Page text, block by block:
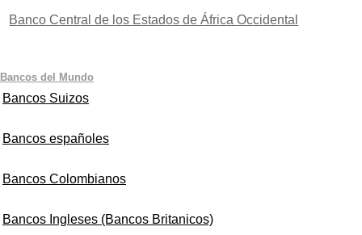
Banco Central de los Estados de África Occidental
Bancos del Mundo
Bancos Suizos
Bancos españoles
Bancos Colombianos
Bancos Ingleses (Bancos Britanicos)